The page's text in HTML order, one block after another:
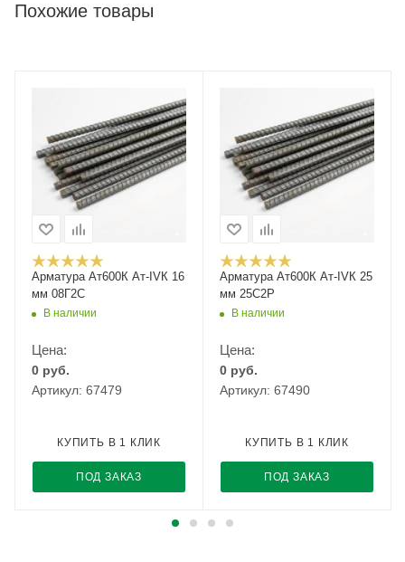
Похожие товары
Арматура Ат600К Ат-IVК 16
мм 08Г2С
В наличии
Цена:
0 руб.
Артикул: 67479
ПОД ЗАКАЗ
КУПИТЬ В 1 КЛИК
Арматура Ат600К Ат-IVК 25
мм 25С2Р
В наличии
Цена:
0 руб.
Артикул: 67490
ПОД ЗАКАЗ
КУПИТЬ В 1 КЛИК